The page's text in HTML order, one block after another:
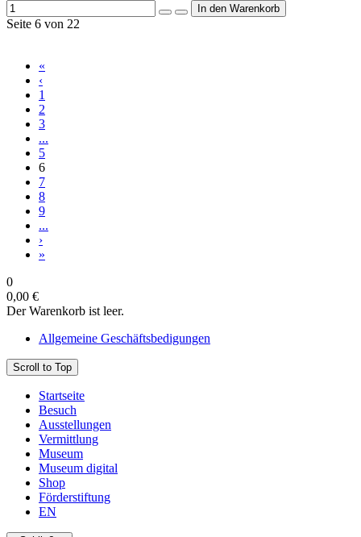
Seite 6 von 22
«
‹
1
2
3
...
5
6
7
8
9
...
›
»
0
0,00 €
Der Warenkorb ist leer.
Allgemeine Geschäftsbedigungen
Scroll to Top
Startseite
Besuch
Ausstellungen
Vermittlung
Museum
Museum digital
Shop
Förderstiftung
EN